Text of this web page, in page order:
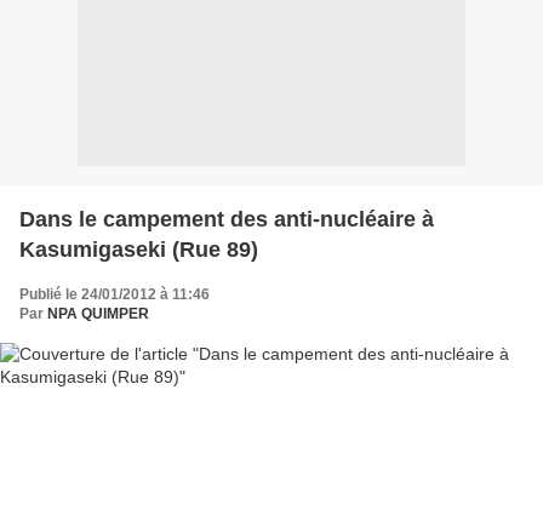
Dans le campement des anti-nucléaire à
Kasumigaseki (Rue 89)
Publié le 24/01/2012 à 11:46
Par NPA QUIMPER